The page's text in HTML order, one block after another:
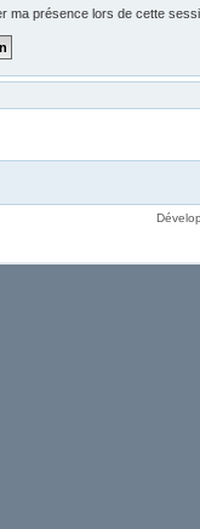
ma présence lors de cette